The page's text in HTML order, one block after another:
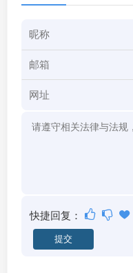
快捷回复：